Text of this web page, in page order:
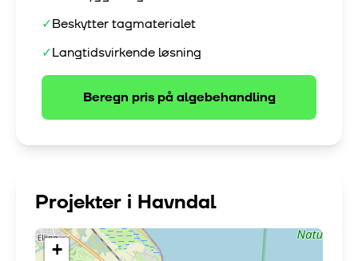
✓Beskytter tagmaterialet
✓Langtidsvirkende løsning
Beregn pris påalgebehandling
Projekter i Havndal
+